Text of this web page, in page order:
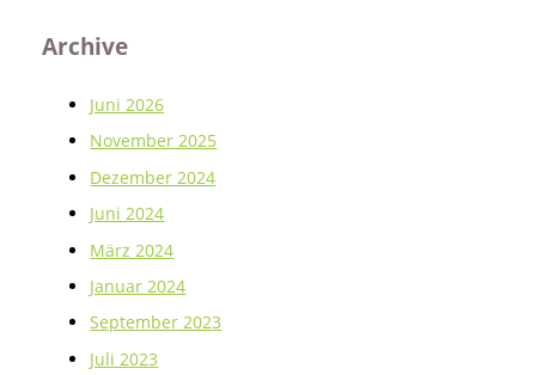
Archive
Juni 2026
November 2025
Dezember 2024
Juni 2024
März 2024
Januar 2024
September 2023
Juli 2023